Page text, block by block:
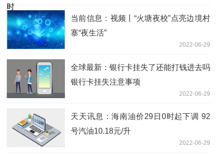
当前信息：视频丨“火塘夜校”点亮边境村
寨“夜生活”
2022-06-29
全球最新：银行卡挂失了还能打钱进去吗
银行卡挂失注意事项
2022-06-29
天天讯息：海南油价29日0时起下调 92
号汽油10.18元/升
2022-06-29